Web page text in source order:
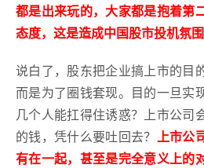
都是出来玩的，大家都是抱着第
态度，这是造成中国股市投机氛
说白了，股东把企业搞上市的目
而是为了圈钱套现。目的一旦实
几个人能扛得住诱惑？上市公司
的钱，凭什么要吐回去？
上市公
有在一起，甚至是完全意义上的